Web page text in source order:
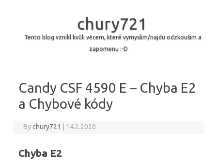
chury721
Tento blog vznikl kvůli věcem, které vymyslim/najdu odzkoušim a
zapomenu :-D
Candy CSF 4590 E – Chyba E2
a Chybové kódy
Bychury721 14.2.2020
Chyba E2